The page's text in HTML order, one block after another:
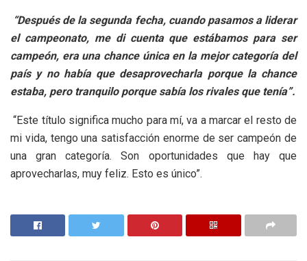
“Después de la segunda fecha, cuando pasamos a liderar
el campeonato, me di cuenta que estábamos para ser
campeón, era una chance única en la mejor categoría del
país y no había que desaprovecharla porque la chance
estaba, pero tranquilo porque sabía los rivales que tenía”.
“Este título significa mucho para mí, va a marcar el resto de
mi vida, tengo una satisfacción enorme de ser campeón de
una gran categoría. Son oportunidades que hay que
aprovecharlas, muy feliz. Esto es único”.